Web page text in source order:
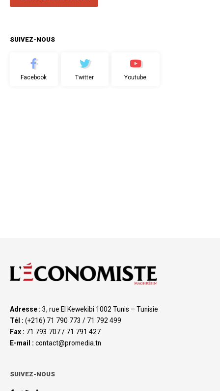
SUIVEZ-NOUS
Facebook Twitter Youtube
Adresse : 3, rue El Kewekibi 1002 Tunis – Tunisie
Tél : (+216) 71 790 773 / 71 792 499
Fax : 71 793 707 / 71 791 427
E-mail : contact@promedia.tn
SUIVEZ-NOUS